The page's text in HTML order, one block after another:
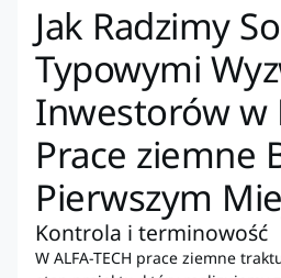
Jak Radzimy
Typowymi
Inwestorów w
Prace ziemne
Pierwszym
Kontrola i terminowość
W ALFA-TECH prace ziemne